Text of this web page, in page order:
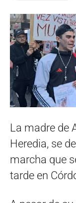
La madre de
Heredia, se
marcha que
tarde en